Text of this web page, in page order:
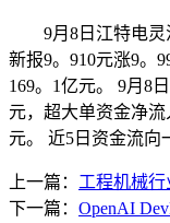
9月8日江特电灵
新报9。910元涨9。
169。1亿元。 9月8
元，超大单资金净
元。 近5日资金流向
上一篇： 工程机械
下一篇： OpenAI